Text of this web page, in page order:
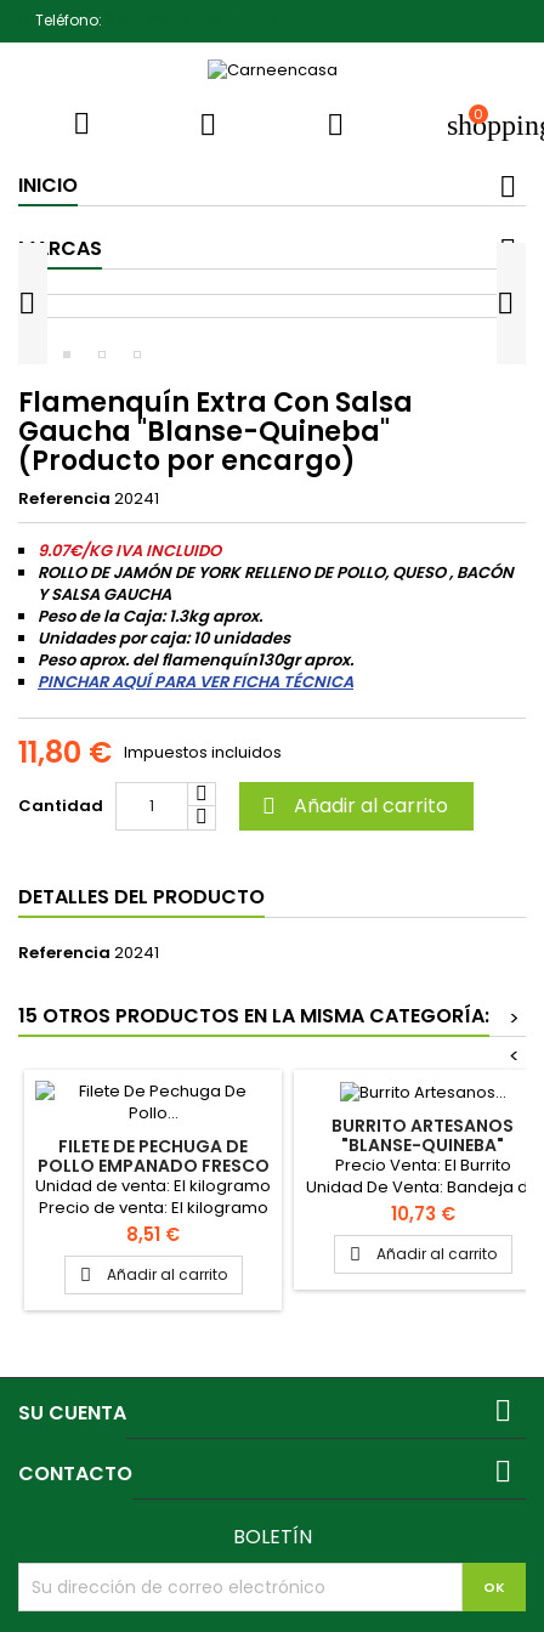
Teléfono:
   0
INICIO
MARCAS
 
Flamenquín Extra Con Salsa
Gaucha "Blanse-Quineba"
(Producto por encargo)
Referencia 20241
9.07€/KGIVA INCLUIDO
ROLLO DE JAMÓN DE YORK RELLENO DE POLLO, QUESO , BACÓN
Y SALSA GAUCHA
Peso de la Caja: 1.3kg aprox.
Unidades por caja: 10 unidades
Peso aprox. del flamenquín130gr aprox.
PINCHAR AQUÍ PARA VER FICHA TÉCNICA
11,80 € Impuestos incluidos
Cantidad  Añadir al carrito
DETALLES DEL PRODUCTO
Referencia 20241
15 OTROS PRODUCTOS EN LA MISMA CATEGORÍA:
>
<
FILETE DE PECHUGA DE
POLLO EMPANADO FRESCO
"QUINEBA-BLANSE"
(PRODUCTO POR
ENCARGO)
Unidad de venta: El kilogramo
Precio de venta: El kilogramo
Cada filete pesa 100 gr
aproximadamente Bandeja:
Peso que se solicite, siendo
el peso mas habitual 2 kg
aproximadamente PINCHAR
Precio
8,51 €
 Añadir al carrito
BURRITO ARTESANOS
"BLANSE-QUINEBA"
(PRODUCTO POR
ENCARGO)
Precio Venta: El Burrito
Unidad De Venta: Bandeja de
1kg Peso del Burrito: 100gr
aproximadamente Unidades
por bandeja: 10 Unidades
PINCHAR AQUÍ PARA VER
FICHA TÉCNICA
Precio
10,73 €
 Añadir al carrito
SU CUENTA 
CONTACTO 
BOLETÍN